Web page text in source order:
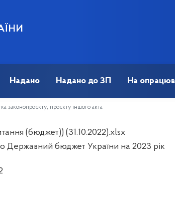
Надано Надано до ЗП На
законопроєкту, проєкту іншого акта
(бюджет)) (31.10.2022).xlsx
Державний бюджет України на 2023 рік